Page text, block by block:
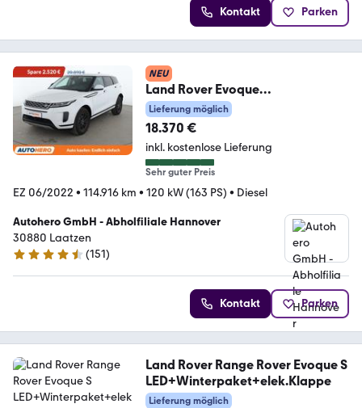
Kontakt Parken
NEU
Land Rover Evoque
D165*NAVI*LED*CAM*SPUR*PDC
*KLIMA*TEMPO*
Lieferung möglich
18.370 €
inkl. kostenlose Lieferung
Sehr guter Preis
EZ 06/2022 • 114.916 km • 120 kW (163 PS) • Diesel
Autohero GmbH - Abholfiliale Hannover
30880 Laatzen
4.7 Sterne
(151)
Kontakt Parken
Land Rover Range Rover Evoque S
LED+Winterpaket+elek.Klappe
Lieferung möglich